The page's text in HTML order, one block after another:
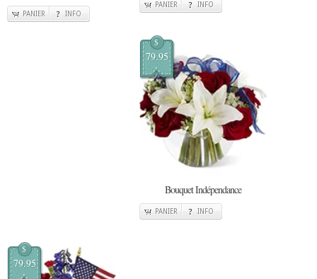
PANIER INFO
PANIER INFO
$
79.95
Bouquet Indépendance
PANIER INFO
$
79.95